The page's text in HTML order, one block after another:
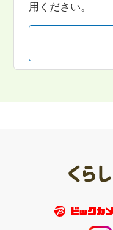
用ください。